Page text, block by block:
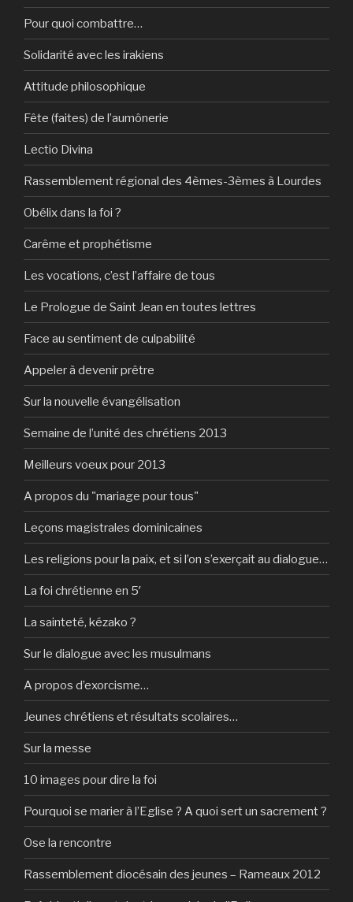
Pour quoi combattre…
Solidarité avec les irakiens
Attitude philosophique
Fête (faites) de l’aumônerie
Lectio Divina
Rassemblement régional des 4èmes-3èmes à Lourdes
Obélix dans la foi ?
Carême et prophétisme
Les vocations, c’est l’affaire de tous
Le Prologue de Saint Jean en toutes lettres
Face au sentiment de culpabilité
Appeler à devenir prêtre
Sur la nouvelle évangélisation
Semaine de l’unité des chrétiens 2013
Meilleurs voeux pour 2013
A propos du "mariage pour tous"
Leçons magistrales dominicaines
Les religions pour la paix, et si l’on s’exerçait au dialogue…
La foi chrétienne en 5′
La sainteté, kézako ?
Sur le dialogue avec les musulmans
A propos d’exorcisme…
Jeunes chrétiens et résultats scolaires…
Sur la messe
10 images pour dire la foi
Pourquoi se marier à l’Eglise ? A quoi sert un sacrement ?
Ose la rencontre
Rassemblement diocésain des jeunes – Rameaux 2012